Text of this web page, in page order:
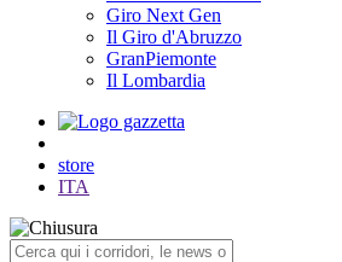
Giro Next Gen
Il Giro d'Abruzzo
GranPiemonte
Il Lombardia
store
ITA